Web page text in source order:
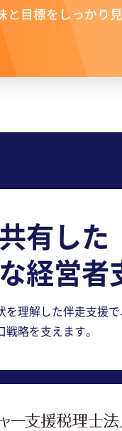
と目標をしっかり
有した
経営者
理解した伴走支援で
略を支えます。